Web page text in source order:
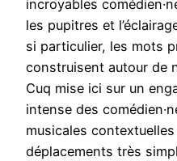
incroyables
les pupitres et
si particulier, les mots
construisent autour de
Cuq mise ici sur un
intense des
musicales
déplacements très